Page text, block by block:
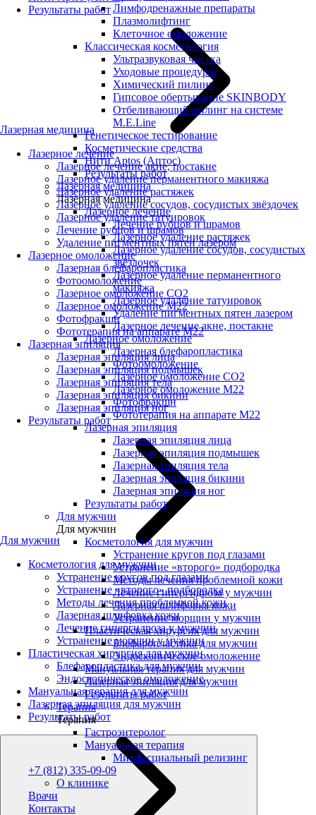
Результаты работ
Лазерная медицина
Лазерное лечение
Лазерное лечение акне, постакне
Лазерное удаление перманентного макияжа
Лазерное удаление растяжек
Лазерное удаление сосудов, сосудистых звёздочек
Лазерное удаление татуировок
Лечение рубцов и шрамов
Удаление пигментных пятен лазером
Лазерное омоложение
Лазерная блефаропластика
Фотоомоложение
Лазерное омоложение CO2
Лазерное омоложение M22
Фотофракшн
Фототерапия на аппарате М22
Лазерная эпиляция
Лазерная эпиляция лица
Лазерная эпиляция подмышек
Лазерная эпиляция тела
Лазерная эпиляция бикини
Лазерная эпиляция ног
Результаты работ
Для мужчин
Косметология для мужчин
Устранение кругов под глазами
Устранение «второго» подбородка
Методы лечения проблемной кожи
Лазерная шлифовка кожи
Лечение гипергидроза у мужчин
Устранение морщин у мужчин
Пластическая хирургия для мужчин
Блефаропластика для мужчин
Эндоскопическое омоложение
Мануальная терапия для мужчин
Лазерная эпиляция для мужчин
Результаты работ
Лимфодренажные препараты
Плазмолифтинг
Клеточное омоложение
Классическая косметология
Ультразвуковая чистка
Уходовые процедуры
Химический пилинг
Гипсовое обертывание SKINBODY
Отбеливающий пилинг на системе
M.E.Line
Генетическое тестирование
Косметические средства
Нити Aptos (Аптос)
Результаты работ
Лазерная медицина
Лазерная медицина
Лазерное лечение
Лечение рубцов и шрамов
Лазерное удаление растяжек
Лазерное удаление сосудов, сосудистых
звёздочек
Лазерное удаление перманентного
макияжа
Лазерное удаление татуировок
Удаление пигментных пятен лазером
Лазерное лечение акне, постакне
Лазерное омоложение
Лазерная блефаропластика
Фотоомоложение
Лазерное омоложение CO2
Лазерное омоложение M22
Фотофракшн
Фототерапия на аппарате М22
Лазерная эпиляция
Лазерная эпиляция лица
Лазерная эпиляция подмышек
Лазерная эпиляция тела
Лазерная эпиляция бикини
Лазерная эпиляция ног
Результаты работ
Для мужчин
Для мужчин
Косметология для мужчин
Устранение кругов под глазами
Устранение «второго» подбородка
Методы лечения проблемной кожи
Лечение гипергидроза у мужчин
Лазерная шлифовка кожи
Устранение морщин у мужчин
Пластическая хирургия для мужчин
Блефаропластика для мужчин
Эндоскопическое омоложение
Мануальная терапия для мужчин
Лазерная эпиляция для мужчин
Результаты работ
Терапия
Терапия
Гастроэнтеролог
Мануальная терапия
Миофасциальный релизинг
+7 (812) 335-09-09
О клинике
Врачи
Контакты